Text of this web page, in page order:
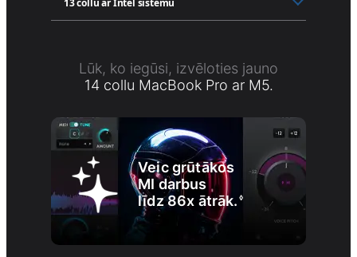
Lūk, ko iegūsi, izvēloties jauno
14 collu MacBook Pro ar M5.
Veic grūtākos
MI darbus
līdz 86x ātrāk. ◊